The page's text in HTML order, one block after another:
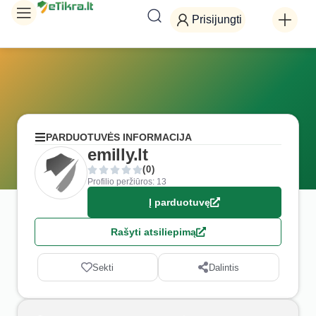
Prisijungti
PARDUOTUVĖS INFORMACIJA
emilly.lt
(0)
Profilio peržiūros: 13
Į parduotuvę
Rašyti atsiliepimą
Sekti Dalintis